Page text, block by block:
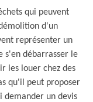
qui peuvent
d'un
représenter un
s'en débarrasser le
les louer chez des
qu'il peut proposer
demander un devis